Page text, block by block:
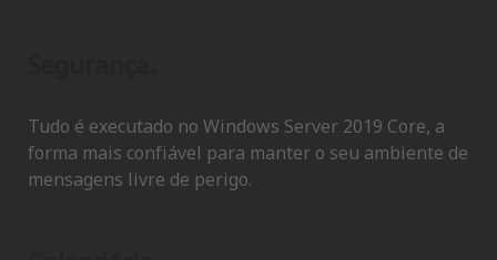
Tudo é executado no Windows Server 2019 Core, a
forma mais confiável para manter o seu ambiente de
mensagens livre de perigo.